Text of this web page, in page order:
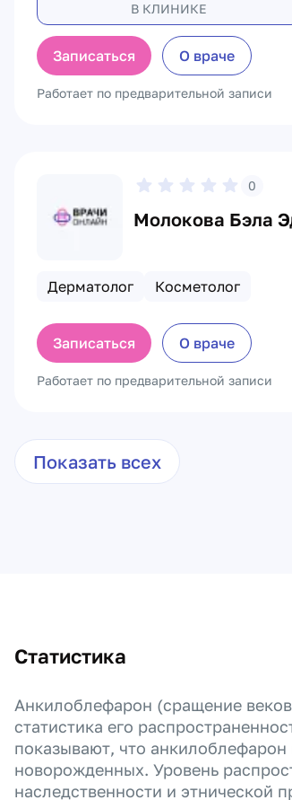
В КЛИНИКЕ
Записаться О враче
Работает по предварительной записи
0
Молокова Бэла
Дерматолог Косметолог
Записаться О враче
Работает по предварительной записи
Показать всех
Статистика
Анкилоблефарон (сращение
статистика его
показывают, что
новорожденных. Уровень
наследственности и этнической